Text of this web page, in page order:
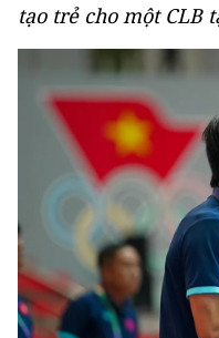
tạo trẻ cho một CLB